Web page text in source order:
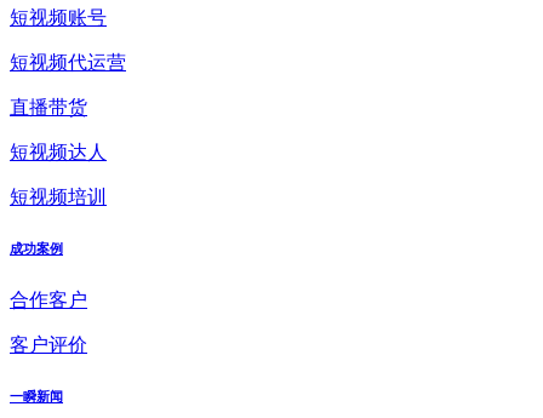
短视频账号
短视频代运营
直播带货
短视频达人
短视频培训
成功案例
合作客户
客户评价
一瞬新闻